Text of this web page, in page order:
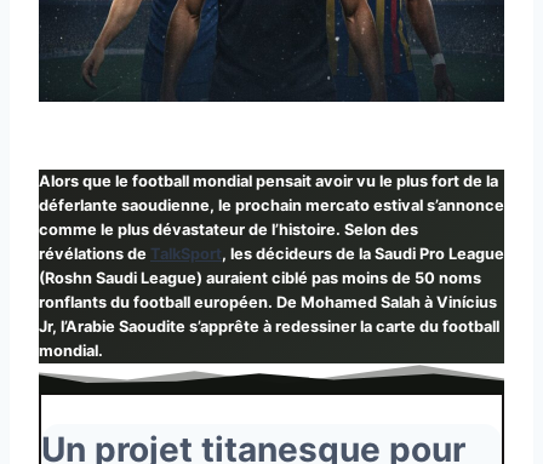
Alors que le football mondial pensait avoir vu le plus fort de la
déferlante saoudienne, le prochain mercato estival s’annonce
comme le plus dévastateur de l’histoire. Selon des
révélations de TalkSport, les décideurs de la Saudi Pro League
(Roshn Saudi League) auraient ciblé pas moins de 50 noms
ronflants du football européen. De Mohamed Salah à Vinícius
Jr, l’Arabie Saoudite s’apprête à redessiner la carte du football
mondial.
Un projet titanesque pour